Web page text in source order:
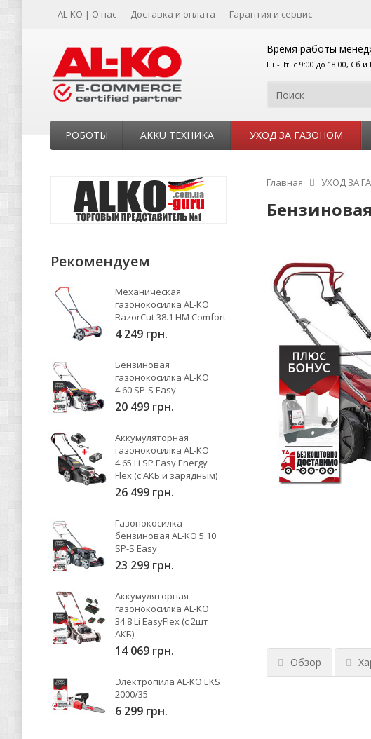
AL-KO | О нас Доставка и оплата Гарантия и сервис
Время работы
Пн-Пт. с 9:00 до 18:00, Сб
РОБОТЫ AKKU ТЕХНИКА УХОД ЗА ГАЗОНОМ
Главная УХОД ЗА
Обзор
Рекомендуем
Механическая
газонокосилка AL-KO
RazorCut 38.1 HM Comfort
4 249 грн.
Бензиновая
газонокосилка AL-KO
4.60 SP-S Easy
20 499 грн.
Аккумуляторная
газонокосилка AL-KO
4.65 Li SP Easy Energy
Flex (с АКБ и зарядным)
26 499 грн.
Газонокосилка
бензиновая AL-KO 5.10
SP-S Easy
23 299 грн.
Аккумуляторная
газонокосилка AL-KO
34.8 Li EasyFlex (с 2шт
АКБ)
14 069 грн.
Электропила AL-KO EKS
2000/35
6 299 грн.